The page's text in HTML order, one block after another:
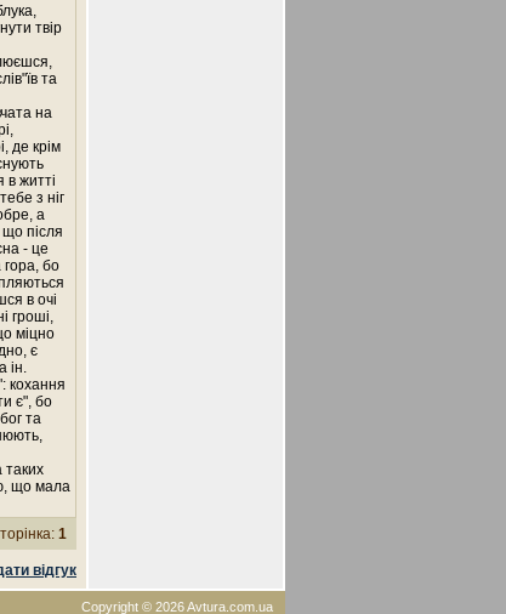
твір
та
на
де крім
в житті
з ніг
а
після
- це
гора, бо
в очі
гроші,
міцно
є
ін.
кохання
є", бо
та
таких
що мала
1
відгук
Copyright © 2026 Avtura.com.ua